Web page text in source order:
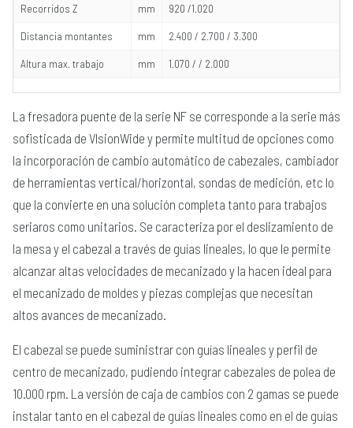
Recorridos Z mm 920 /1.020
Distancia montantes mm 2.400 / 2.700 / 3.300
Altura max. trabajo mm 1.070 / / 2.000
La fresadora puente de la serie NF se corresponde a la serie más
sofisticada de VIsionWide y permite multitud de opciones como
la incorporación de cambio automático de cabezales, cambiador
de herramientas vertical/horizontal, sondas de medición, etc lo
que la convierte en una solución completa tanto para trabajos
seriaros como unitarios. Se caracteriza por el deslizamiento de
la mesa y el cabezal a través de guías lineales, lo que le permite
alcanzar altas velocidades de mecanizado y la hacen ideal para
el mecanizado de moldes y piezas complejas que necesitan
altos avances de mecanizado.
El cabezal se puede suministrar con guías lineales y perfil de
centro de mecanizado, pudiendo integrar cabezales de polea de
10.000 rpm. La versión de caja de cambios con 2 gamas se puede
instalar tanto en el cabezal de guías lineales como en el de guías